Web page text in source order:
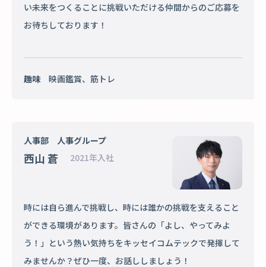
い未来をつくることに挑戦いただける仲間からのご応募を
お待ちしております！
趣味映画鑑賞、筋トレ
人事部 人事グループ
西山 蒼 2021年入社
時には自ら進んで挑戦し、時には誰かの挑戦を支えること
ができる環境があります。皆さんの「よし、やってみよ
う！」という熱い気持ちをキッセイコムテックで発揮して
みませんか？ぜひ一度、お話ししましょう！